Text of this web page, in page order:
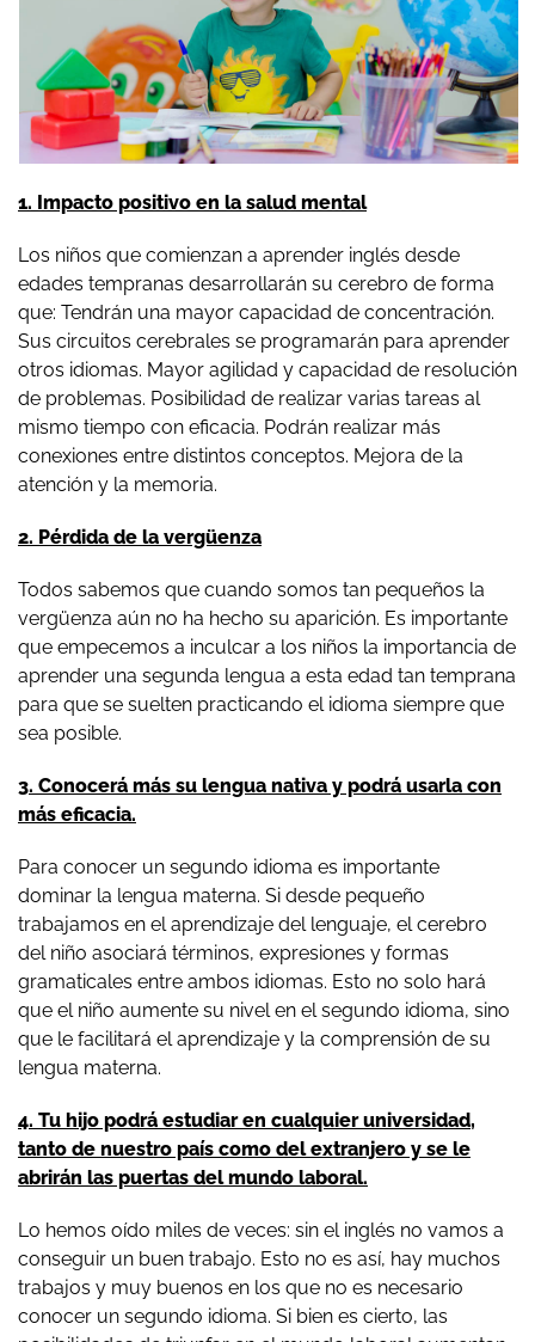
1. Impacto positivo en la salud mental
Los niños que comienzan a aprender inglés desde
edades tempranas desarrollarán su cerebro de forma
que: Tendrán una mayor capacidad de concentración.
Sus circuitos cerebrales se programarán para aprender
otros idiomas. Mayor agilidad y capacidad de resolución
de problemas. Posibilidad de realizar varias tareas al
mismo tiempo con eficacia. Podrán realizar más
conexiones entre distintos conceptos. Mejora de la
atención y la memoria.
2. Pérdida de la vergüenza
Todos sabemos que cuando somos tan pequeños la
vergüenza aún no ha hecho su aparición. Es importante
que empecemos a inculcar a los niños la importancia de
aprender una segunda lengua a esta edad tan temprana
para que se suelten practicando el idioma siempre que
sea posible.
3. Conocerá más su lengua nativa y podrá usarla con
más eficacia.
Para conocer un segundo idioma es importante
dominar la lengua materna. Si desde pequeño
trabajamos en el aprendizaje del lenguaje, el cerebro
del niño asociará términos, expresiones y formas
gramaticales entre ambos idiomas. Esto no solo hará
que el niño aumente su nivel en el segundo idioma, sino
que le facilitará el aprendizaje y la comprensión de su
lengua materna.
4. Tu hijo podrá estudiar en cualquier universidad,
tanto de nuestro país como del extranjero y se le
abrirán las puertas del mundo laboral.
Lo hemos oído miles de veces: sin el inglés no vamos a
conseguir un buen trabajo. Esto no es así, hay muchos
trabajos y muy buenos en los que no es necesario
conocer un segundo idioma. Si bien es cierto, las